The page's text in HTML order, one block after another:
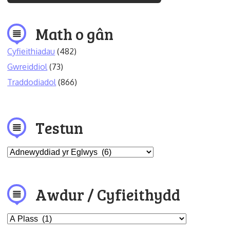
Math o gân
Cyfieithiadau (482)
Gwreiddiol (73)
Traddodiadol (866)
Testun
Awdur / Cyfieithydd